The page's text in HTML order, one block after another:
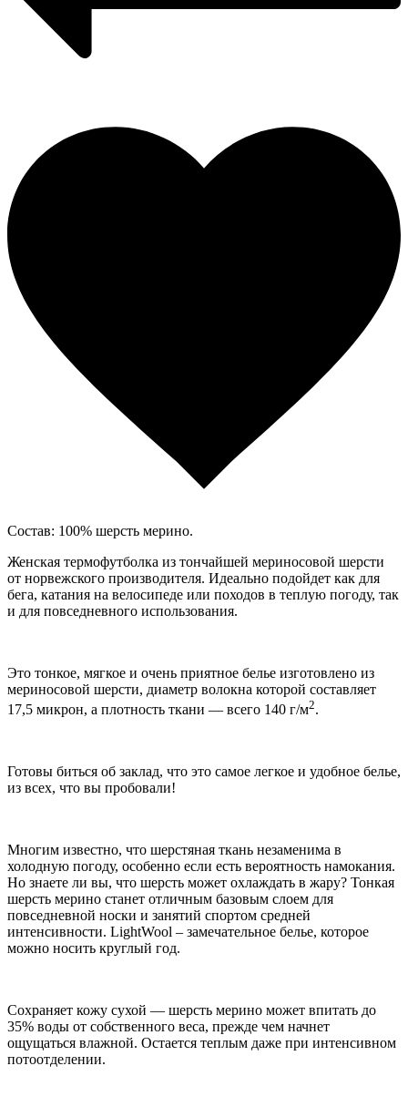
Состав: 100% шерсть мерино.
Женская термофутболка из тончайшей мериносовой шерсти
от норвежского производителя. Идеально подойдет как для
бега, катания на велосипеде или походов в теплую погоду, так
и для повседневного использования.
Это тонкое, мягкое и очень приятное белье изготовлено из
мериносовой шерсти, диаметр волокна которой составляет
17,5 микрон, а плотность ткани — всего 140 г/м2.
Готовы биться об заклад, что это самое легкое и удобное белье,
из всех, что вы пробовали!
Многим известно, что шерстяная ткань незаменима в
холодную погоду, особенно если есть вероятность намокания.
Но знаете ли вы, что шерсть может охлаждать в жару? Тонкая
шерсть мерино станет отличным базовым слоем для
повседневной носки и занятий спортом средней
интенсивности. LightWool – замечательное белье, которое
можно носить круглый год.
Сохраняет кожу сухой — шерсть мерино может впитать до
35% воды от собственного веса, прежде чем начнет
ощущаться влажной. Остается теплым даже при интенсивном
потоотделении.